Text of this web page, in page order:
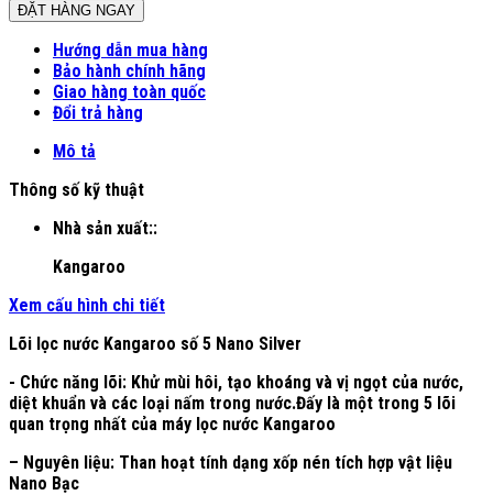
ĐẶT HÀNG NGAY
Hướng dẫn mua hàng
Bảo hành chính hãng
Giao hàng toàn quốc
Đổi trả hàng
Mô tả
Thông số kỹ thuật
Nhà sản xuất::
Kangaroo
Xem cấu hình chi tiết
Lõi lọc nước Kangaroo số 5 Nano Silver
-​ Chức năng lõi: Khử mùi hôi, tạo khoáng và vị ngọt của nước,
diệt khuẩn và các loại nấm trong nước.Đấy là một trong 5 lõi
quan trọng nhất của máy lọc nước Kangaroo
– Nguyên liệu: Than hoạt tính dạng xốp nén tích hợp vật liệu
Nano Bạc